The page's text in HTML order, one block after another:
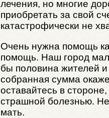
лечения, но многие
приобретать за свой
катастрофически не
Очень нужна помощь
помощь. Наш город
бы половина жителей
собранная сумма
оставайтесь в
страшной болезнью.
мать.